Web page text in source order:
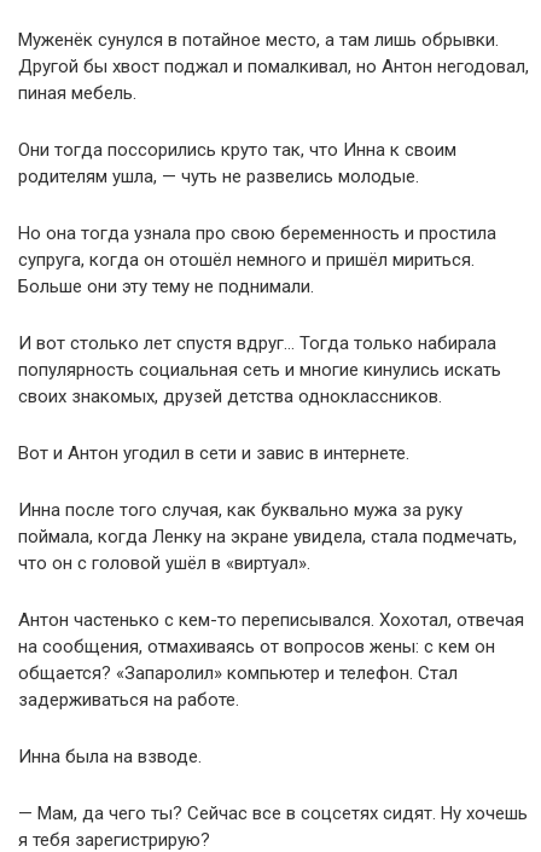
Муженёк сунулся в потайное место, а там лишь обрывки.
Другой бы хвост поджал и помалкивал, но Антон негодовал,
пиная мебель.
Они тогда поссорились круто так, что Инна к своим
родителям ушла, — чуть не развелись молодые.
Но она тогда узнала про свою беременность и простила
супруга, когда он отошёл немного и пришёл мириться.
Больше они эту тему не поднимали.
И вот столько лет спустя вдруг… Тогда только набирала
популярность социальная сеть и многие кинулись искать
своих знакомых, друзей детства одноклассников.
Вот и Антон угодил в сети и завис в интернете.
Инна после того случая, как буквально мужа за руку
поймала, когда Ленку на экране увидела, стала подмечать,
что он с головой ушёл в «виртуал».
Антон частенько с кем-то переписывался. Хохотал, отвечая
на сообщения, отмахиваясь от вопросов жены: с кем он
общается? «Запаролил» компьютер и телефон. Стал
задерживаться на работе.
Инна была на взводе.
— Мам, да чего ты? Сейчас все в соцсетях сидят. Ну хочешь
я тебя зарегистрирую?